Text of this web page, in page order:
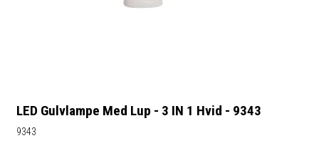
LED Gulvlampe Med Lup - 3 IN 1 Hvid - 9343
9343